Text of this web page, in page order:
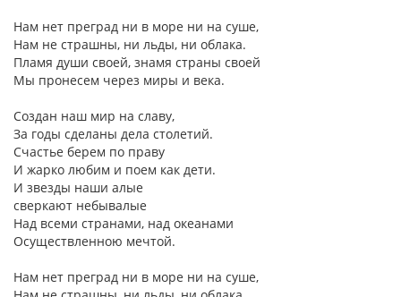
Нам нет преград ни в море ни на суше,
Нам не страшны, ни льды, ни облака.
Пламя души своей, знамя страны своей
Мы пронесем через миры и века.
Создан наш мир на славу,
За годы сделаны дела столетий.
Счастье берем по праву
И жарко любим и поем как дети.
И звезды наши алые
сверкают небывалые
Над всеми странами, над океанами
Осуществленною мечтой.
Нам нет преград ни в море ни на суше,